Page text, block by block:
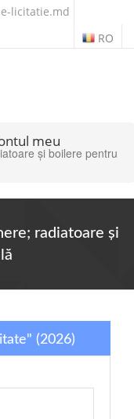
licitatie.md
RO
meu
şi boilere pentru
radiatoare şi
(2026)